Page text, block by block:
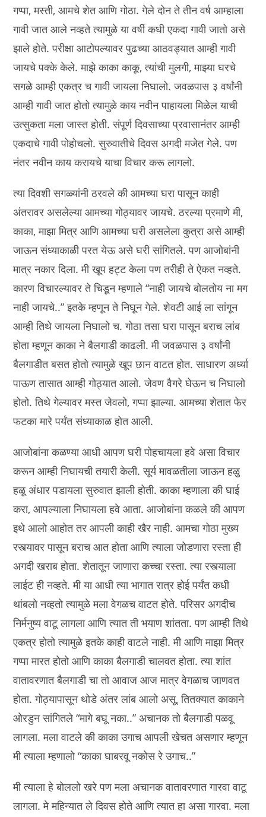
गप्पा, मस्ती, आमचे शेत आणि गोठा. गेले दोन ते तीन वर्ष आम्हाला
गावी जात आले नव्हते त्यामुळे या वर्षी कधी एकदा गावी जातो असे
झाले होते. परीक्षा आटोपल्यावर पुढच्या आठवड्यात आम्ही गावी
जायचे पक्के केले. माझे काका काकू, त्यांची मुलगी, माझ्या घरचे
सगळे आम्ही एकत्र च गावी जायला निघालो. जवळपास ३ वर्षांनी
आम्ही गावी जात होतो त्यामुळे काय नवीन पाहायला मिळेल याची
उत्सुकता मला जास्त होती. संपूर्ण दिवसाच्या प्रवासानंतर आम्ही
एकदाचे गावी पोहोचलो. सुरुवातीचे दिवस अगदी मजेत गेले. पण
नंतर नवीन काय करायचे याचा विचार करू लागलो.
त्या दिवशी सगळ्यांनी ठरवले की आमच्या घरा पासून काही
अंतरावर असलेल्या आमच्या गोठ्यावर जायचे. ठरल्या प्रमाणे मी,
काका, माझा मित्र आणि आमच्या घरी असलेला कुत्रा असे आम्ही
जाऊन संध्याकाळी परत येऊ असे घरी सांगितले. पण आजोबांनी
मात्र नकार दिला. मी खूप हट्ट केला पण तरीही ते ऐकत नव्हते.
कारण विचारल्यावर ते चिडून म्हणाले “नाही जायचे बोलतोय ना मग
नाही जायचे..” इतके म्हणून ते निघून गेले. शेवटी आई ला सांगून
आम्ही तिथे जायला निघालो च. गोठा तसा घरा पासून बराच लांब
होता म्हणून काका ने बैलगाडी काढली. मी जवळपास ३ वर्षांनी
बैलगाडीत बसत होतो त्यामुळे खूप छान वाटत होत. साधारण अर्ध्या
पाऊण तासात आम्ही गोठ्यात आलो. जेवण वैगरे घेऊन च निघालो
होतो. तिथे गेल्यावर मस्त जेवलो, गप्पा झाल्या. आमच्या शेतात फेर
फटका मारे पर्यंत संध्याकाळ होत आली.
आजोबांना कळण्या आधी आपण घरी पोहचायला हवे असा विचार
करून आम्ही निघायची तयारी केली. सूर्य मावळतीला जाऊन हळु
हळू अंधार पडायला सुरुवात झाली होती. काका म्हणाला की घाई
करा, आपल्याला निघायला हवे आता. आजोबांना कळले की आपण
इथे आलो आहोत तर आपली काही खैर नाही. आमचा गोठा मुख्य
रस्त्यावर पासून बराच आत होता आणि त्याला जोडणारा रस्ता ही
अगदी खराब होता. शेतातून जाणारा कच्चा रस्ता. त्या रस्त्याला
लाईट ही नव्हते. मी या आधी त्या भागात रात्र होई पर्यंत कधी
थांबलो नव्हतो त्यामुळे मला वेगळच वाटत होते. परिसर अगदीच
निर्मनुष्य वाटू लागला आणि त्यात ती भयाण शांतता. पण आम्ही तिथे
एकत्र होतो त्यामुळे इतके काही वाटले नाही. मी आणि माझा मित्र
गप्पा मारत होतो आणि काका बैलगाडी चालवत होता. त्या शांत
वातावरणात बैलगाडी चा तो आवाज आज मात्र वेगळाच जाणवत
होता. गोठ्यापासून थोडे अंतर लांब आलो असू, तितक्यात काकाने
ओरडुन सांगितले “मागे बघू नका..” अचानक तो बैलगाडी पळवू
लागला. मला वाटले की काका उगाच आपली खेचत असणार म्हणून
मी त्याला म्हणालो “काका घाबरवू नकोस रे उगाच..”
मी त्याला हे बोललो खरे पण मला अचानक वातावरणात गारवा वाटू
लागला. मे महिन्यात ले दिवस होते आणि त्यात हा असा गारवा. मला